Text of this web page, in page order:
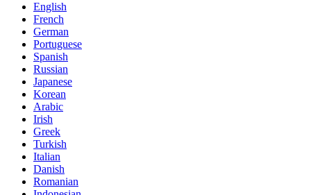
English
French
German
Portuguese
Spanish
Russian
Japanese
Korean
Arabic
Irish
Greek
Turkish
Italian
Danish
Romanian